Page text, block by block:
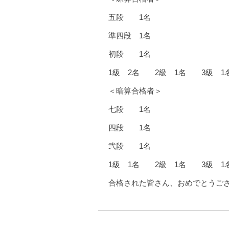
五段 1名
準四段 1名
初段 1名
1級 2名 2級 1名 3級 1
＜暗算合格者＞
七段 1名
四段 1名
弐段 1名
1級 1名 2級 1名 3級 1
合格された皆さん、おめでとうご